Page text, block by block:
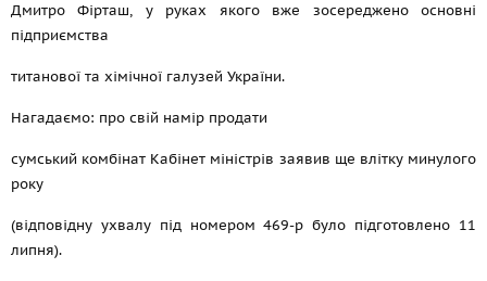
Дмитро Фірташ, у руках якого вже зосереджено основні
підприємства
титанової та хімічної галузей України.
Нагадаємо: про свій намір продати
сумський комбінат Кабінет міністрів заявив ще влітку минулого
року
(відповідну ухвалу під номером 469-р було підготовлено 11
липня).